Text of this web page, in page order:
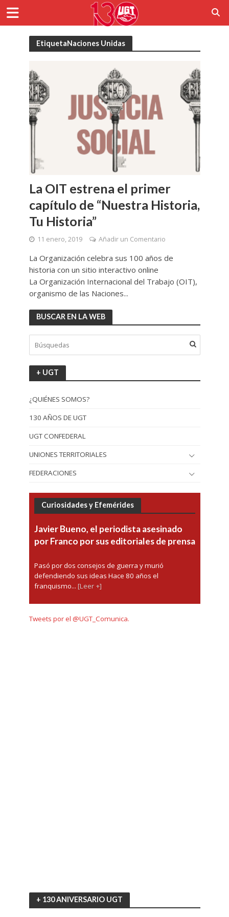
EtiquetaNaciones Unidas
La OIT estrena el primer
capítulo de “Nuestra Historia,
Tu Historia”
11 enero, 2019 Añadir un Comentario
La Organización celebra sus 100 años de
historia con un sitio interactivo online
La Organización Internacional del Trabajo (OIT),
organismo de las Naciones...
BUSCAR EN LA WEB
+ UGT
¿QUIÉNES SOMOS?
130 AÑOS DE UGT
UGT CONFEDERAL
UNIONES TERRITORIALES
FEDERACIONES
Curiosidades y Efemérides
Javier Bueno, el periodista asesinado
por Franco por sus editoriales de prensa
Pasó por dos consejos de guerra y murió
defendiendo sus ideas Hace 80 años el
franquismo... [Leer +]
Tweets por el @UGT_Comunica.
+ 130 ANIVERSARIO UGT